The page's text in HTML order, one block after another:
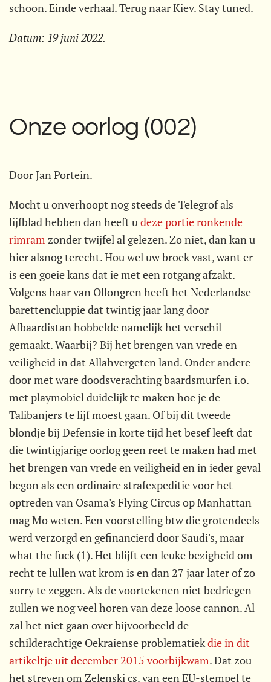
schoon. Einde verhaal. Terug naar Kiev. Stay tuned.
Datum: 19 juni 2022.
Onze oorlog (002)
Door Jan Portein.
Mocht u onverhoopt nog steeds de Telegrof als
lijfblad hebben dan heeft udeze portie ronkende
rimram zonder twijfel al gelezen. Zo niet, dan kan u
hier alsnog terecht. Hou wel uw broek vast, want er
is een goeie kans dat ie met een rotgang afzakt.
Volgens haar van Ollongren heeft het Nederlandse
barettencluppie dat twintig jaar lang door
Afbaardistan hobbelde namelijk het verschil
gemaakt. Waarbij? Bij het brengen van vrede en
veiligheid in dat Allahvergeten land. Onder andere
door met ware doodsverachting baardsmurfen i.o.
met playmobiel duidelijk te maken hoe je de
Talibanjers te lijf moest gaan. Of bij dit tweede
blondje bij Defensie in korte tijd het besef leeft dat
die twintigjarige oorlog geen reet te maken had met
het brengen van vrede en veiligheid en in ieder geval
begon als een ordinaire strafexpeditie voor het
optreden van Osama's Flying Circus op Manhattan
mag Mo weten. Een voorstelling btw die grotendeels
werd verzorgd en gefinancierd door Saudi's, maar
what the fuck (1). Het blijft een leuke bezigheid om
recht te lullen wat krom is en dan 27 jaar later of zo
sorry te zeggen. Als de voortekenen niet bedriegen
zullen we nog veel horen van deze loose cannon. Al
zal het niet gaan over bijvoorbeeld de
schilderachtige Oekraiense problematiekdie in dit
artikeltje uit december 2015 voorbijkwam. Dat zou
het streven om Zelenski cs. van een EU-stempel te